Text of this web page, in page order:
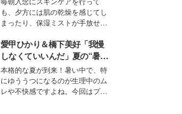
ら、今作ならではの魅力や予想外
の感動をもたらす奥深いストーリ
ーについて熱く語り合ってもらっ
た。
ン（捕水肌）」がスキンケア
の常識を変える予感
も、夕方には肌の乾燥を感じてし
まったり、保湿ミストが手放せな
な美容の常識を大きく変える可能
性を秘めた、革新的な「Water
Capturing Skin（ウォーターキャ
プチャリングスキン：捕水肌）」
技術を、花王が構築した。
愛甲ひかり＆橋下美好「我慢
しなくていいんだ」夏の“暑さ
対策”の新しい選択肢とは？
本格的な夏が到来！暑い中で、特
にゆううつになるのが生理中のム
レや不快感ですよね。今回はプラ